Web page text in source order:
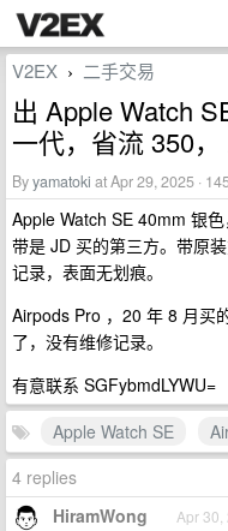
V2EX › 二手交易
出 Apple Watch
一代，省流 350，
Byyamatoki at Apr 29, 2025 ·
Apple Watch SE 40mm 银
带是 JD 买的第三方。带原
记录，表面无划痕。
Airpods Pro ，20 年 8 月买
了，没有维修记录。
有意联系 SGFybmdLYWU=
Apple Watch SE
4 replies
HiramWong Apr 30,